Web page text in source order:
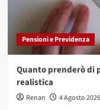
Pensioni e Previdenza
Quanto prenderò di
realistica
Renan 4 Agosto 2026